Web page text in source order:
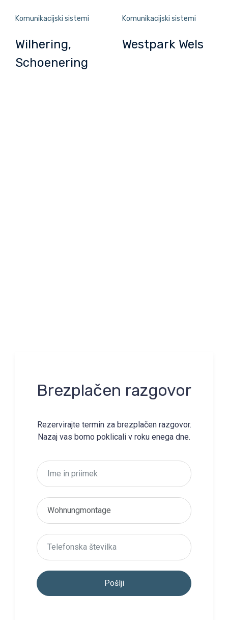
Komunikacijski sistemi
Wilhering,
Schoenering
Komunikacijski sistemi
Westpark Wels
Brezplačen razgovor
Rezervirajte termin za brezplačen razgovor.
Nazaj vas bomo poklicali v roku enega dne.
Pošlji
Brezplačen razgovor
Rezervirajte termin za brezplačen razgovor. Nazaj vas bomo